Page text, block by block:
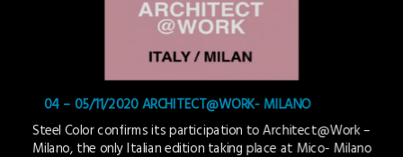
04 – 05/11/2020 ARCHITECT@WORK- MILANO
Steel Color confirms its participation to Architect@Work –
Milano, the only Italian edition taking place at Mico- Milano